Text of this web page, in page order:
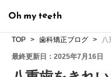
TOP 歯科矯正ブログ 八
最終更新日：2025年7月16日